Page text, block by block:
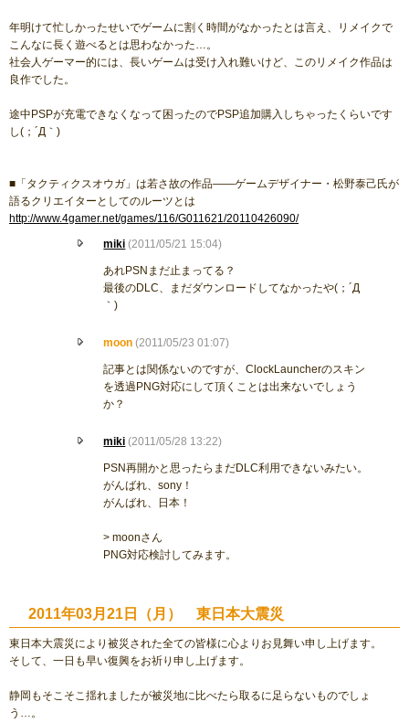
年明けて忙しかったせいでゲームに割く時間がなかったとは言え、リメイクで
こんなに長く遊べるとは思わなかった…。
社会人ゲーマー的には、長いゲームは受け入れ難いけど、このリメイク作品は
良作でした。
途中PSPが充電できなくなって困ったのでPSP追加購入しちゃったくらいです
し(；´Д｀)
■「タクティクスオウガ」は若さ故の作品――ゲームデザイナー・松野泰己氏が
語るクリエイターとしてのルーツとは
http://www.4gamer.net/games/116/G011621/20110426090/
miki (2011/05/21 15:04)
あれPSNまだ止まってる？
最後のDLC、まだダウンロードしてなかったや(；´Д
｀)
moon (2011/05/23 01:07)
記事とは関係ないのですが、ClockLauncherのスキン
を透過PNG対応にして頂くことは出来ないでしょう
か？
miki (2011/05/28 13:22)
PSN再開かと思ったらまだDLC利用できないみたい。
がんばれ、sony！
がんばれ、日本！
> moonさん
PNG対応検討してみます。
2011年03月21日（月） 東日本大震災
東日本大震災により被災された全ての皆様に心よりお見舞い申し上げます。
そして、一日も早い復興をお祈り申し上げます。
静岡もそこそこ揺れましたが被災地に比べたら取るに足らないものでしょ
う…。